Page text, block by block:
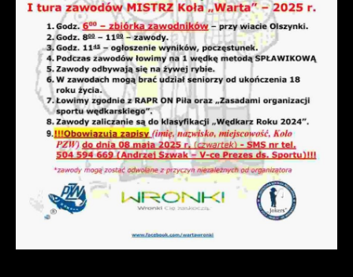
gwarantuje dostępność wszystkich
funkcjonalności.
podstawie analizy Twoich upodobań oraz
Twoich zwyczajów dotyczących
przeglądanej witryny internetowej. Treści
promocyjne mogą pojawić się na stronach
podmiotów trzecich lub firm będących
naszymi partnerami oraz innych
dostawców usług. Firmy te działają w
charakterze pośredników prezentujących
nasze treści w postaci wiadomości, ofert,
komunikatów mediów społecznościowych.